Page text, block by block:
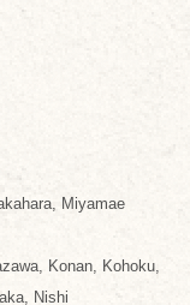
Miyamae
Konan, Kohoku,
Nishi